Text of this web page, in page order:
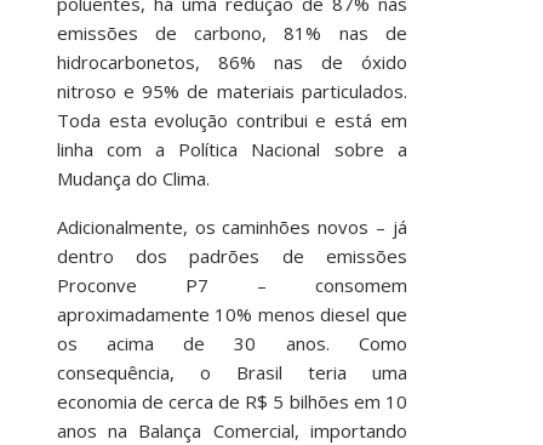
emissões de carbono, 81% nas de
hidrocarbonetos, 86% nas de óxido
nitroso e 95% de materiais particulados.
Toda esta evolução contribui e está em
linha com a Política Nacional sobre a
Mudança do Clima.
Adicionalmente, os caminhões novos – já
dentro dos padrões de emissões
Proconve P7 – consomem
aproximadamente 10% menos diesel que
os acima de 30 anos. Como
consequência, o Brasil teria uma
economia de cerca de R$ 5 bilhões em 10
anos na Balança Comercial, importando